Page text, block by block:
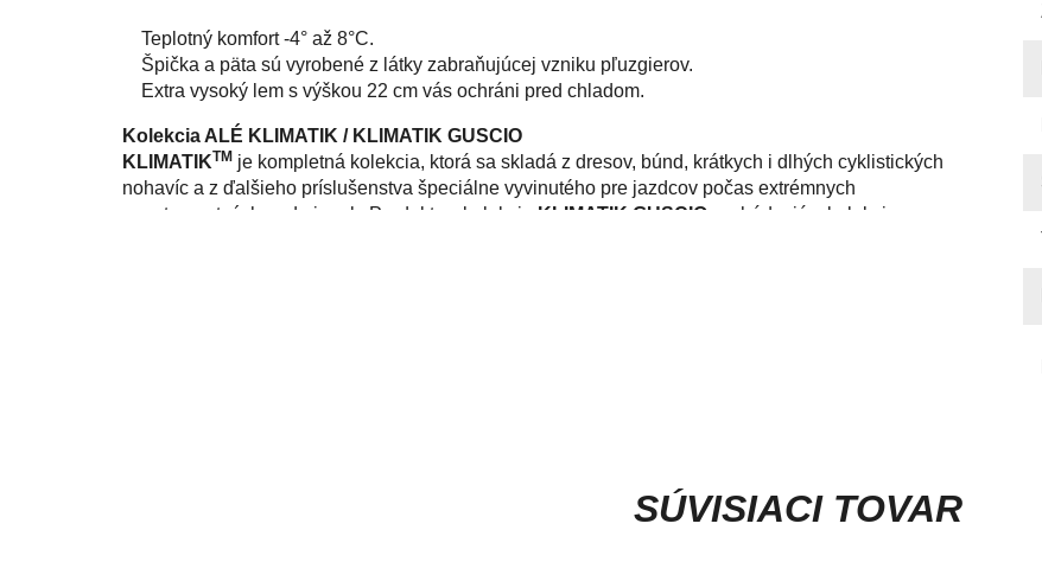
Teplotný komfort -4° až 8°C.
Špička a päta sú vyrobené z látky zabraňujúcej vzniku pľuzgierov.
Extra vysoký lem s výškou 22 cm vás ochráni pred chladom.
Kolekcia ALÉ KLIMATIK / KLIMATIK GUSCIO
KLIMATIKTM je kompletná kolekcia, ktorá sa skladá z dresov, búnd, krátkych i dlhých cyklistických
nohavíc a z ďalšieho príslušenstva špeciálne vyvinutého pre jazdcov počas extrémnych
poveternostných podmienok. Produkty z kolekcie KLIMATIK GUSCIO vychádzajú z kolekcie
SÚVISIACI TOVAR